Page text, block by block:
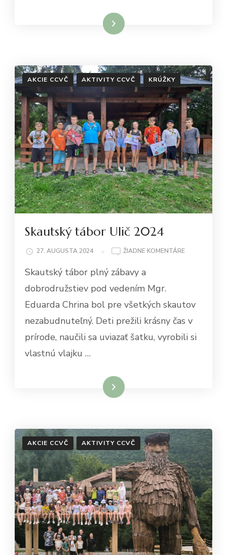
Čítať viac
AKCIE CCVČ AKTIVITY CCVČ KRÚŽKY
Skautský tábor Ulič 2024
27. AUGUSTA 2024 ŽIADNE KOMENTÁRENA
Skautský tábor plný zábavy a
dobrodružstiev pod vedením Mgr.
Eduarda Chrina bol pre všetkých skautov
nezabudnuteľný. Deti prežili krásny čas v
prírode, naučili sa uviazať šatku, vyrobili si
vlastnú vlajku …
Čítať viac
AKCIE CCVČ AKTIVITY CCVČ